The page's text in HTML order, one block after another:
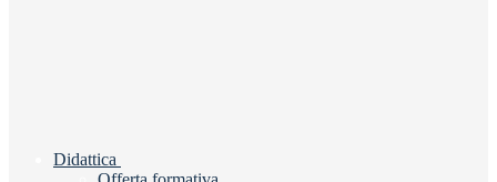
Didattica